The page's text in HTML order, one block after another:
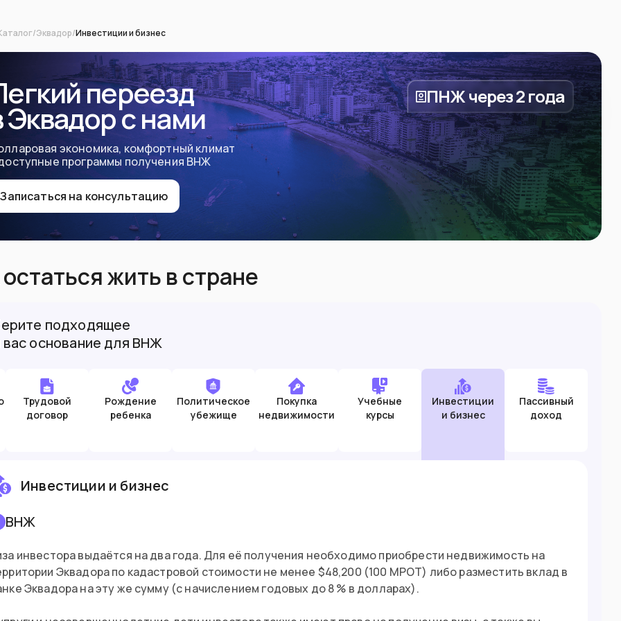
/Эквадор/Инвестиции и бизнес
переезд
Эквадор с нами
экономика, комфортный климат
программы получения ВНЖ
ПНЖ через 2 года
Записаться на консультацию
жить в стране
подходящее
вас основание для ВНЖ
Трудовой
договор
Рождение
ребенка
Политическое
убежище
Покупка
недвижимости
Учебные
курсы
Инвестиции
и бизнес
Пассивный
доход
Инвестиции и бизнес
ВНЖ
инвестора выдаётся на два года. Для её получения необходимо приобрести недвижимость на
Эквадора по кадастровой стоимости не менее $48,200 (100 МРОТ) либо разместить вклад в
Эквадора на эту же сумму (с начислением годовых до 8 % в долларах).